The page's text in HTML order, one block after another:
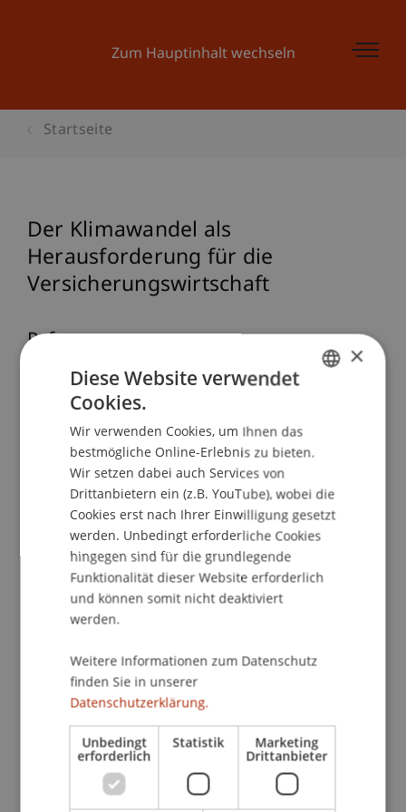
Zum Hauptinhalt wechseln
Startseite
Der Klimawandel als
Herausforderung für die
Versicherungswirtschaft
Referenz
Burtscher, B. (2021, Juni 29).Der Klimawandel als
Herausforderung für die
Versicherungswirtschaft
. Themennachmittag an
der Universität Liechtenstein (online), Vaduz.
Publikationsart
Wissenschaftlicher Vortrag
Prof. Dr. Bernhard Burtscher
Beteiligte Einrichtungen
Lehrstuhl für Bank- und Finanzmarktrecht
Liechtenstein Business Law School
×
Diese Website verwendet
Cookies.
Wir verwenden Cookies, um Ihnen das
bestmögliche Online-Erlebnis zu bieten.
Wir setzen dabei auch Services von
Drittanbietern ein (z.B. YouTube), wobei die
Cookies erst nach Ihrer Einwilligung gesetzt
werden. Unbedingt erforderliche Cookies
hingegen sind für die grundlegende
Funktionalität dieser Website erforderlich
und können somit nicht deaktiviert
werden.
Weitere Informationen zum Datenschutz
finden Sie in unserer
Datenschutzerklärung.
Unbedingt
erforderlich
Statistik Marketing
Drittanbieter